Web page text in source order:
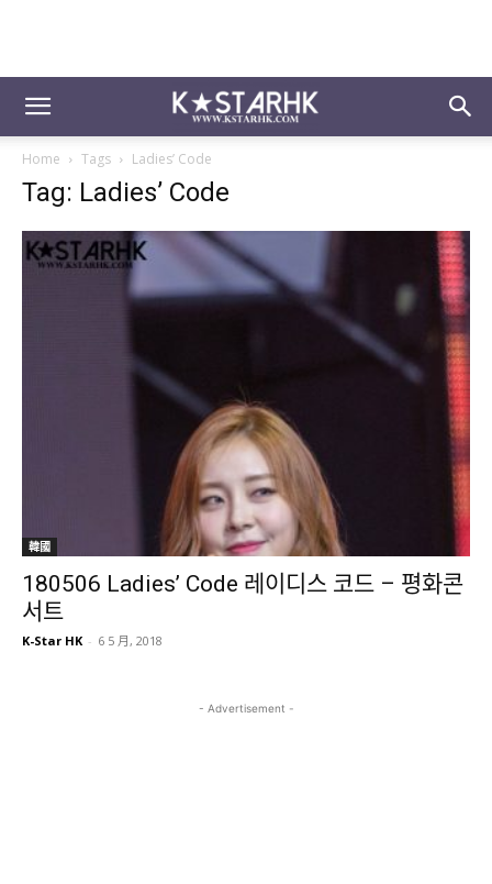
Home Tags Ladies’ Code
Tag: Ladies’ Code
韓國
180506 Ladies’ Code 레이디스 코드 – 평화콘
서트
K-Star HK - 6 5 月, 2018
- Advertisement -